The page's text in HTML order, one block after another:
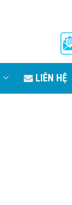
LIÊN HỆ